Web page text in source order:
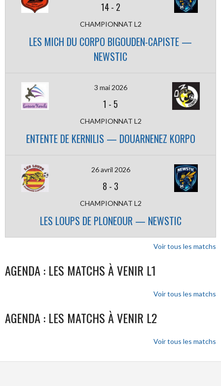
14- 2
CHAMPIONNAT L2
LES MICH DU CORPO BIGOUDEN-CAPISTE —
NEWSTIC
3 mai 2026
1 - 5
CHAMPIONNAT L2
ENTENTE DE KERNILIS — DOUARNENEZ KORPO
26 avril 2026
8 - 3
CHAMPIONNAT L2
LES LOUPS DE PLONEOUR — NEWSTIC
Voir tous les matchs
AGENDA : LES MATCHS À VENIR L1
Voir tous les matchs
AGENDA : LES MATCHS À VENIR L2
Voir tous les matchs